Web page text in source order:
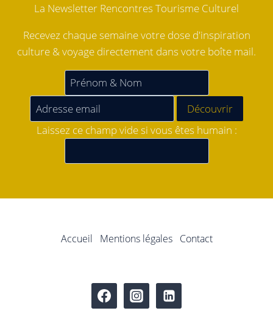
La Newsletter Rencontres Tourisme Culturel
Recevez chaque semaine votre dose d'inspiration
culture & voyage directement dans votre boîte mail.
Laissez ce champ vide si vous êtes humain :
Accueil Mentions légales Contact